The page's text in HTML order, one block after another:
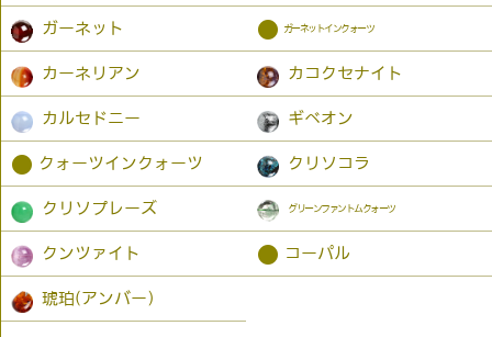
ガーネット ● ガーネットインクォーツ
カーネリアン カコクセナイト
カルセドニー ギベオン
● クォーツインクォーツ クリソコラ
クリソプレーズ グリーンファントムクォーツ
クンツァイト ● コーパル
琥珀(アンバー）